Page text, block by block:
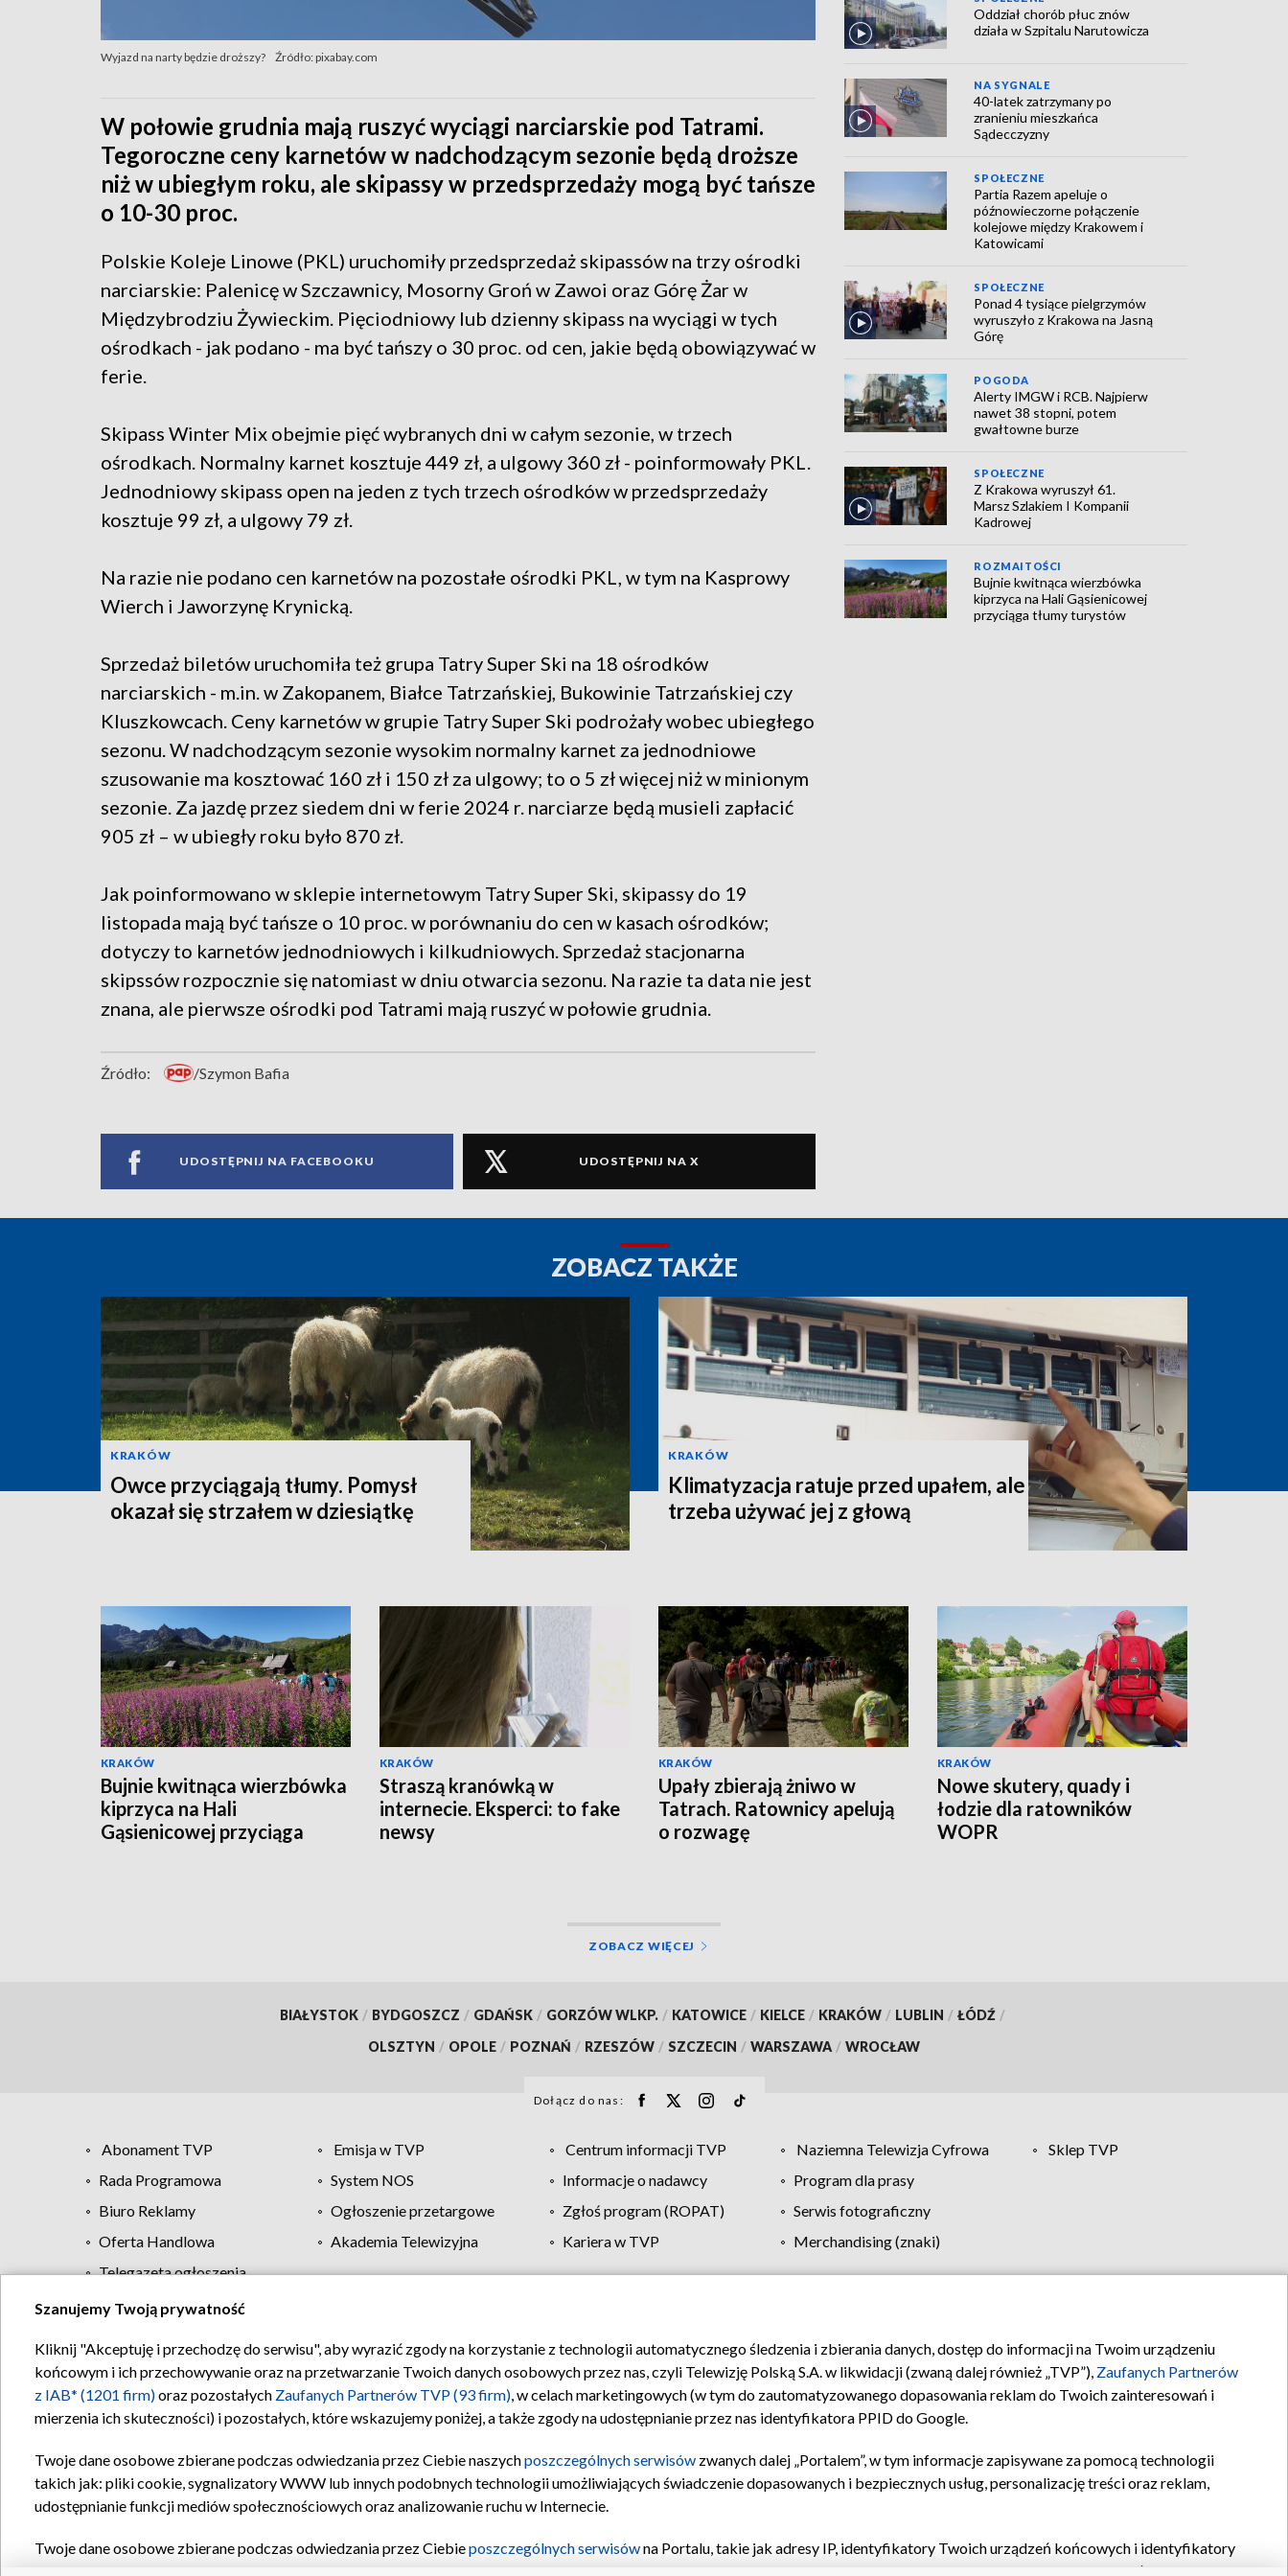
Wyjazd na narty będzie droższy? Źródło: pixabay.com
W połowie grudnia mają ruszyć wyciągi narciarskie pod Tatrami.
Tegoroczne ceny karnetów w nadchodzącym sezonie będą droższe
niż w ubiegłym roku, ale skipassy w przedsprzedaży mogą być tańsze
o 10-30 proc.
Polskie Koleje Linowe (PKL) uruchomiły przedsprzedaż skipassów na trzy ośrodki
narciarskie: Palenicę w Szczawnicy, Mosorny Groń w Zawoi oraz Górę Żar w
Międzybrodziu Żywieckim. Pięciodniowy lub dzienny skipass na wyciągi w tych
ośrodkach - jak podano - ma być tańszy o 30 proc. od cen, jakie będą obowiązywać w
ferie.
Skipass Winter Mix obejmie pięć wybranych dni w całym sezonie, w trzech
ośrodkach. Normalny karnet kosztuje 449 zł, a ulgowy 360 zł - poinformowały PKL.
Jednodniowy skipass open na jeden z tych trzech ośrodków w przedsprzedaży
kosztuje 99 zł, a ulgowy 79 zł.
Na razie nie podano cen karnetów na pozostałe ośrodki PKL, w tym na Kasprowy
Wierch i Jaworzynę Krynicką.
Sprzedaż biletów uruchomiła też grupa Tatry Super Ski na 18 ośrodków
narciarskich - m.in. w Zakopanem, Białce Tatrzańskiej, Bukowinie Tatrzańskiej czy
Kluszkowcach. Ceny karnetów w grupie Tatry Super Ski podrożały wobec ubiegłego
sezonu. W nadchodzącym sezonie wysokim normalny karnet za jednodniowe
szusowanie ma kosztować 160 zł i 150 zł za ulgowy; to o 5 zł więcej niż w minionym
sezonie. Za jazdę przez siedem dni w ferie 2024 r. narciarze będą musieli zapłacić
905 zł – w ubiegły roku było 870 zł.
Jak poinformowano w sklepie internetowym Tatry Super Ski, skipassy do 19
listopada mają być tańsze o 10 proc. w porównaniu do cen w kasach ośrodków;
dotyczy to karnetów jednodniowych i kilkudniowych. Sprzedaż stacjonarna
skipssów rozpocznie się natomiast w dniu otwarcia sezonu. Na razie ta data nie jest
znana, ale pierwsze ośrodki pod Tatrami mają ruszyć w połowie grudnia.
Źródło: /Szymon Bafia
UDOSTĘPNIJ NA FACEBOOKU UDOSTĘPNIJ NA X
Oddział chorób płuc znów
działa w Szpitalu Narutowicza
NA SYGNALE
40-latek zatrzymany po
zranieniu mieszkańca
Sądecczyzny
SPOŁECZNE
Partia Razem apeluje o
późnowieczorne połączenie
kolejowe między Krakowem i
Katowicami
SPOŁECZNE
Ponad 4 tysiące pielgrzymów
wyruszyło z Krakowa na Jasną
Górę
POGODA
Alerty IMGW i RCB. Najpierw
nawet 38 stopni, potem
gwałtowne burze
SPOŁECZNE
Z Krakowa wyruszył 61.
Marsz Szlakiem I Kompanii
Kadrowej
ROZMAITOŚCI
Bujnie kwitnąca wierzbówka
kiprzyca na Hali Gąsienicowej
przyciąga tłumy turystów
ZOBACZ TAKŻE
KRAKÓW
Owce przyciągają tłumy. Pomysł
okazał się strzałem w dziesiątkę
KRAKÓW
Klimatyzacja ratuje przed upałem, ale
trzeba używać jej z głową
KRAKÓW
Bujnie kwitnąca wierzbówka
kiprzyca na Hali
Gąsienicowej przyciąga
KRAKÓW
Straszą kranówką w
internecie. Eksperci: to fake
newsy
KRAKÓW
Upały zbierają żniwo w
Tatrach. Ratownicy apelują
o rozwagę
KRAKÓW
Nowe skutery, quady i
łodzie dla ratowników
WOPR
ZOBACZ WIĘCEJ
BIAŁYSTOK / BYDGOSZCZ / GDAŃSK / GORZÓW WLKP. / KATOWICE / KIELCE / KRAKÓW / LUBLIN / ŁÓDŹ /
OLSZTYN / OPOLE / POZNAŃ / RZESZÓW / SZCZECIN / WARSZAWA / WROCŁAW
Dołącz do nas:
Abonament TVP Emisja w TVP Centrum informacji TVP Naziemna Telewizja Cyfrowa
Sklep TVP
Rada Programowa
System NOS Informacje o nadawcy
Program dla prasy
Biuro Reklamy
Ogłoszenie przetargowe Zgłoś program (ROPAT)
Serwis fotograficzny
Oferta Handlowa
Akademia Telewizyjna Kariera w TVP
Merchandising (znaki)
Telegazeta ogłoszenia
Regulamin TVP Polityka prywatności Moje zgody Pomoc Biuro reklamy Kontakt
Szanujemy Twoją prywatność
Kliknij "Akceptuję i przechodzę do serwisu", aby wyrazić zgody na korzystanie z technologii automatycznego śledzenia i zbierania danych, dostęp do informacji na Twoim urządzeniu
końcowym i ich przechowywanie oraz na przetwarzanie Twoich danych osobowych przez nas, czyli Telewizję Polską S.A. w likwidacji (zwaną dalej również „TVP”), Zaufanych Partnerów
z IAB* (1201 firm)oraz pozostałych Zaufanych Partnerów TVP (93 firm), w celach marketingowych (w tym do zautomatyzowanego dopasowania reklam do Twoich zainteresowań i
mierzenia ich skuteczności) i pozostałych, które wskazujemy poniżej, a także zgody na udostępnianie przez nas identyfikatora PPID do Google.
Twoje dane osobowe zbierane podczas odwiedzania przez Ciebie naszychposzczególnych serwisów zwanych dalej „Portalem”, w tym informacje zapisywane za pomocą technologii
takich jak: pliki cookie, sygnalizatory WWW lub innych podobnych technologii umożliwiających świadczenie dopasowanych i bezpiecznych usług, personalizację treści oraz reklam,
udostępnianie funkcji mediów społecznościowych oraz analizowanie ruchu w Internecie.
Twoje dane osobowe zbierane podczas odwiedzania przez Ciebieposzczególnych serwisówna Portalu, takie jak adresy IP, identyfikatory Twoich urządzeń końcowych i identyfikatory
oraz pozostałych